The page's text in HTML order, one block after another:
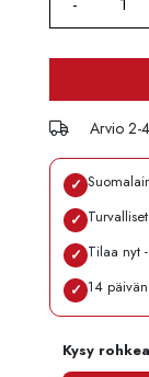
Arvio 2-
✓
✓
✓ Tilaa nyt
✓ 14
Kysy